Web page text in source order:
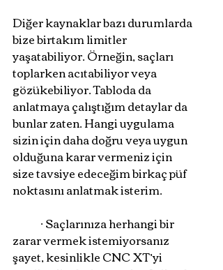
Diğer kaynaklar bazı durumlarda
bize birtakım limitler
yaşatabiliyor. Örneğin, saçları
toplarken acıtabiliyor veya
gözükebiliyor. Tabloda da
anlatmaya çalıştığım detaylar da
bunlar zaten. Hangi uygulama
sizin için daha doğru veya uygun
olduğuna karar vermeniz için
size tavsiye edeceğim birkaç püf
noktasını anlatmak isterim.
zarar vermek istemiyorsanız
şayet, kesinlikle CNC XT’yi